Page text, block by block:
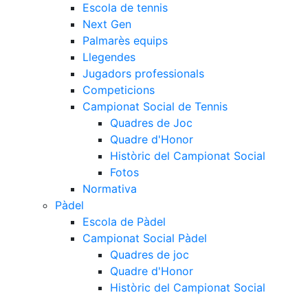
Escola de tennis
Next Gen
Palmarès equips
Llegendes
Jugadors professionals
Competicions
Campionat Social de Tennis
Quadres de Joc
Quadre d'Honor
Històric del Campionat Social
Fotos
Normativa
Pàdel
Escola de Pàdel
Campionat Social Pàdel
Quadres de joc
Quadre d'Honor
Històric del Campionat Social